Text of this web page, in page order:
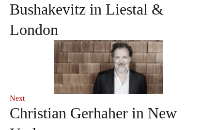
Bushakevitz in Liestal &
London
Next
Christian Gerhaher in New